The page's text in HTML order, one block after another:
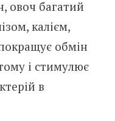
овоч багатий
калієм,
обмін
і стимулює
в